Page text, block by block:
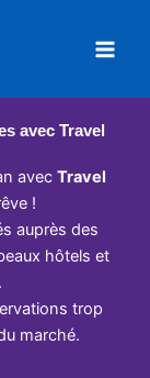
avec Travel
avec Travel
!
auprès des
hôtels et
trop
marché.